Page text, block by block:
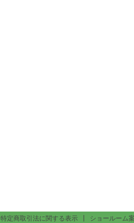
特定商取引法に関する表示| ショールーム